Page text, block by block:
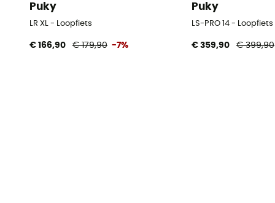
Puky
LR XL - Loopfiets
€ 166,90 € 179,90 -7%
Puky
LS-PRO 14 - Loopfiets
€ 359,90 € 399,90